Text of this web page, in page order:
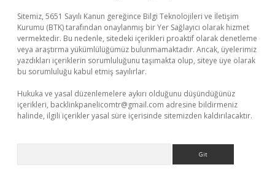
Sitemiz, 5651 Sayılı Kanun gereğince Bilgi Teknolojileri ve İletişim
Kurumu (BTK) tarafından onaylanmış bir Yer Sağlayıcı olarak hizmet
vermektedir. Bu nedenle, sitedeki içerikleri proaktif olarak denetleme
veya araştırma yükümlülüğümüz bulunmamaktadır. Ancak, üyelerimiz
yazdıkları içeriklerin sorumluluğunu taşımakta olup, siteye üye olarak
bu sorumluluğu kabul etmiş sayılırlar.
Hukuka ve yasal düzenlemelere aykırı olduğunu düşündüğünüz
içerikleri, backlinkpanelicomtr@gmail.com adresine bildirmeniz
halinde, ilgili içerikler yasal süre içerisinde sitemizden kaldırılacaktır.